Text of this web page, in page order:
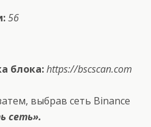
56
блока:https://bscscan.com
выбрав сеть Binance
сеть».